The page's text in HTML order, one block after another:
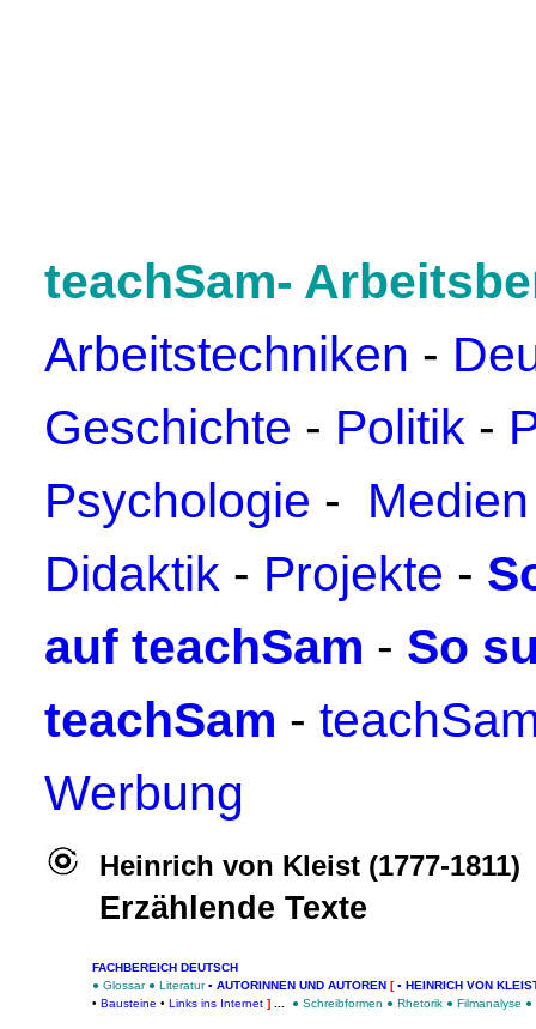
teachSam-
Arbeitstechniken -
Geschichte - Politik -
Psychologie - Medien
Didaktik - Projekte -
auf teachSam - So
teachSam -
Werbung
Heinrich von Kleist (1777-1811)
Erzählende Texte
FACHBEREICH DEUTSCH
● Glossar ● Literatur ▪ AUTORINNEN UND AUTOREN [ ▪ HEINRICH VON
• Bausteine • Links ins Internet ] ● Schreibformen ● Rhetorik ● Filmanalyse ●